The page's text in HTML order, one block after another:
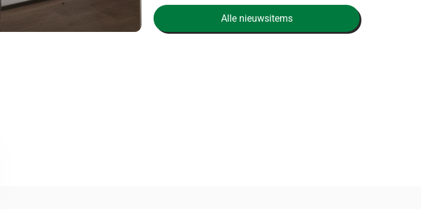
Alle nieuwsitems